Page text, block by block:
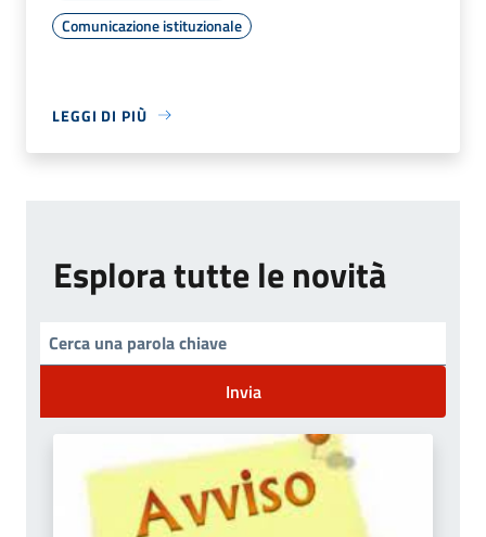
Comunicazione istituzionale
LEGGI DI PIÙ
Esplora tutte le novità
Invia